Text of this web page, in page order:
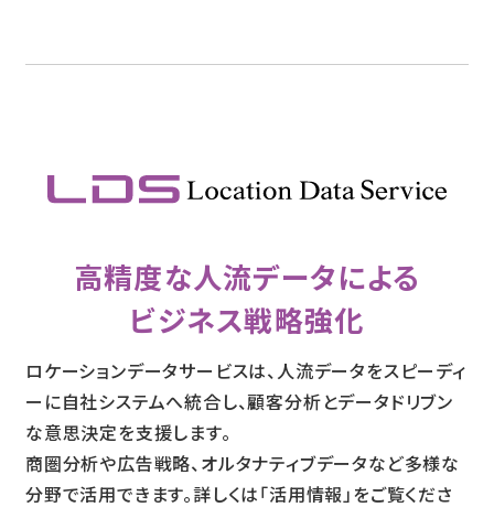
高精度な人流データによる
ビジネス戦略強化
ロケーションデータサービスは、人流データをスピーディ
ーに自社システムへ統合し、顧客分析とデータドリブン
な意思決定を支援します。
商圏分析や広告戦略、オルタナティブデータなど多様な
分野で活用できます。詳しくは「活用情報」をご覧くださ